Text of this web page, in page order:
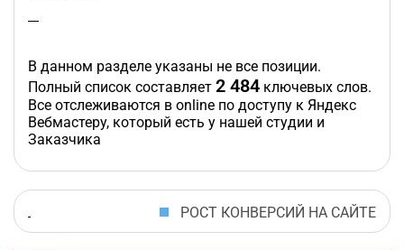
В данном разделе указаны не все позиции.
Полный список составляет 2 484 ключевых слов.
Все отслеживаются в online по доступу к Яндекс
Вебмастеру, который есть у нашей студии и
Заказчика
РОСТ КОНВЕРСИЙ НА САЙТЕ